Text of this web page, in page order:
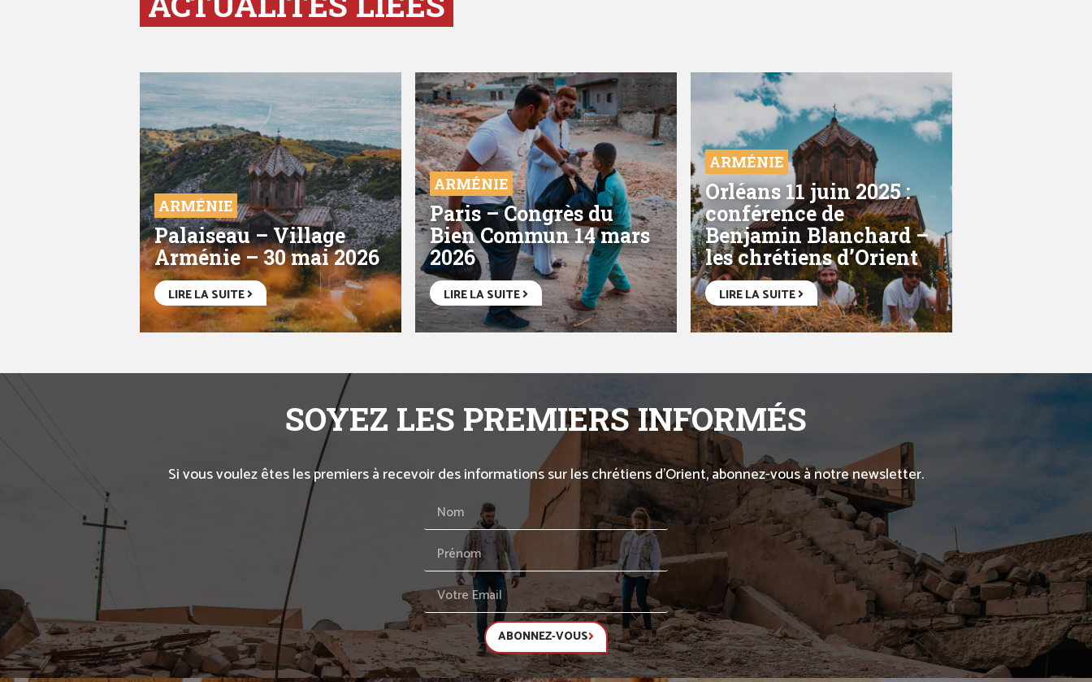
ARMÉNIE
Palaiseau – Village
Arménie – 30 mai 2026
LIRE LA SUITE
ARMÉNIE
Paris – Congrès du
Bien Commun 14 mars
2026
LIRE LA SUITE
ARMÉNIE
Orléans 11 juin 2025 :
conférence de
Benjamin Blanchard –
les chrétiens d’Orient
LIRE LA SUITE
SOYEZ LES PREMIERS INFORMÉS
Si vous voulez êtes les premiers à recevoir des informations sur les chrétiens d’Orient, abonnez-vous à notre newsletter.
ABONNEZ-VOUS